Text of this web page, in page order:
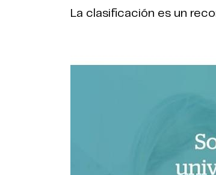
La clasificación es un